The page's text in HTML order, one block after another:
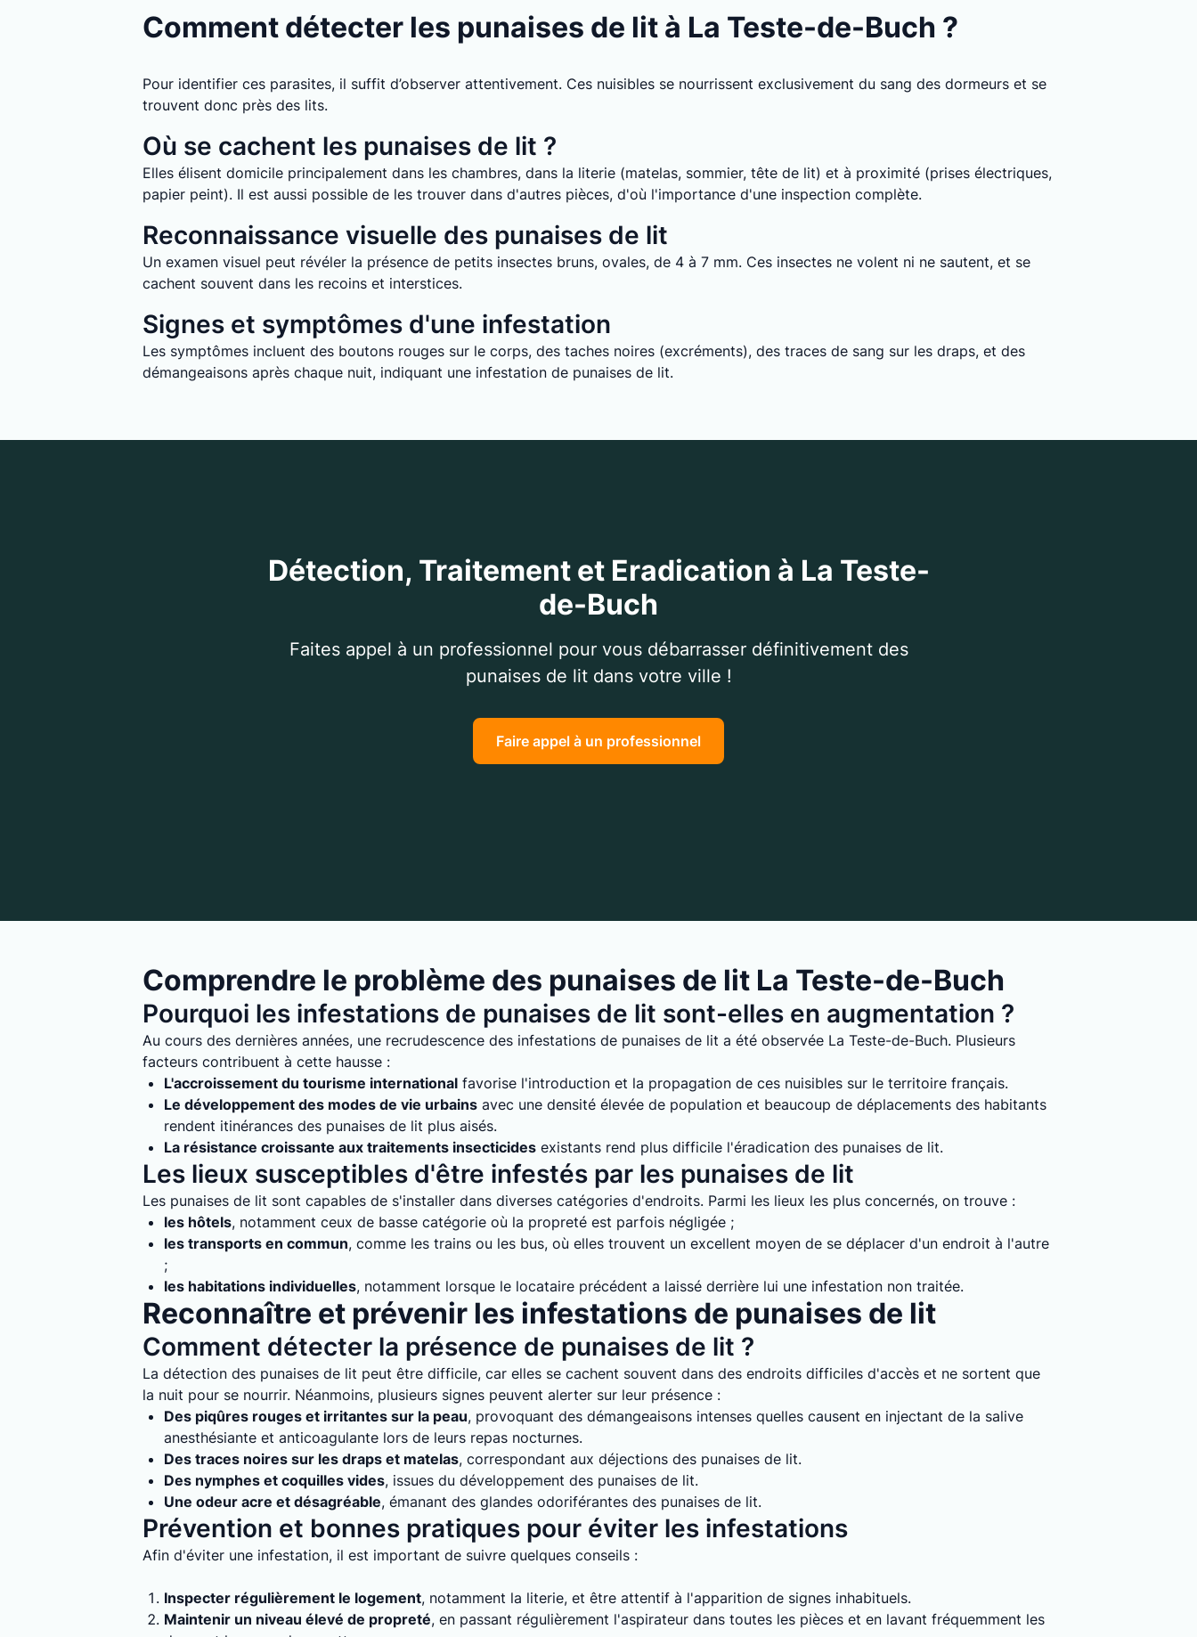
Comment détecter les punaises de lit à La Teste-de-Buch ?
Pour identifier ces parasites, il suffit d’observer attentivement. Ces nuisibles se nourrissent exclusivement du sang des dormeurs et se
trouvent donc près des lits.
Où se cachent les punaises de lit ?
Elles élisent domicile principalement dans les chambres, dans la literie (matelas, sommier, tête de lit) et à proximité (prises électriques,
papier peint). Il est aussi possible de les trouver dans d'autres pièces, d'où l'importance d'une inspection complète.
Reconnaissance visuelle des punaises de lit
Un examen visuel peut révéler la présence de petits insectes bruns, ovales, de 4 à 7 mm. Ces insectes ne volent ni ne sautent, et se
cachent souvent dans les recoins et interstices.
Signes et symptômes d'une infestation
Les symptômes incluent des boutons rouges sur le corps, des taches noires (excréments), des traces de sang sur les draps, et des
démangeaisons après chaque nuit, indiquant une infestation de punaises de lit.
Détection, Traitement et Eradication à La Teste-
de-Buch
Faites appel à un professionnel pour vous débarrasser définitivement des
punaises de lit dans votre ville !
Faire appel à un professionnel
Comprendre le problème des punaises de lit La Teste-de-Buch
Pourquoi les infestations de punaises de lit sont-elles en augmentation ?
Au cours des dernières années, une recrudescence des infestations de punaises de lit a été observée La Teste-de-Buch. Plusieurs
facteurs contribuent à cette hausse :
L'accroissement du tourisme international favorise l'introduction et la propagation de ces nuisibles sur le territoire français.
Le développement des modes de vie urbains avec une densité élevée de population et beaucoup de déplacements des habitants
rendent itinérances des punaises de lit plus aisés.
La résistance croissante aux traitements insecticides existants rend plus difficile l'éradication des punaises de lit.
Les lieux susceptibles d'être infestés par les punaises de lit
Les punaises de lit sont capables de s'installer dans diverses catégories d'endroits. Parmi les lieux les plus concernés, on trouve :
les hôtels, notamment ceux de basse catégorie où la propreté est parfois négligée ;
les transports en commun, comme les trains ou les bus, où elles trouvent un excellent moyen de se déplacer d'un endroit à l'autre
;
les habitations individuelles, notamment lorsque le locataire précédent a laissé derrière lui une infestation non traitée.
Reconnaître et prévenir les infestations de punaises de lit
Comment détecter la présence de punaises de lit ?
La détection des punaises de lit peut être difficile, car elles se cachent souvent dans des endroits difficiles d'accès et ne sortent que
la nuit pour se nourrir. Néanmoins, plusieurs signes peuvent alerter sur leur présence :
Des piqûres rouges et irritantes sur la peau, provoquant des démangeaisons intenses quelles causent en injectant de la salive
anesthésiante et anticoagulante lors de leurs repas nocturnes.
Des traces noires sur les draps et matelas, correspondant aux déjections des punaises de lit.
Des nymphes et coquilles vides, issues du développement des punaises de lit.
Une odeur acre et désagréable, émanant des glandes odoriférantes des punaises de lit.
Prévention et bonnes pratiques pour éviter les infestations
Afin d'éviter une infestation, il est important de suivre quelques conseils :
Inspecter régulièrement le logement, notamment la literie, et être attentif à l'apparition de signes inhabituels.
Maintenir un niveau élevé de propreté, en passant régulièrement l'aspirateur dans toutes les pièces et en lavant fréquemment les